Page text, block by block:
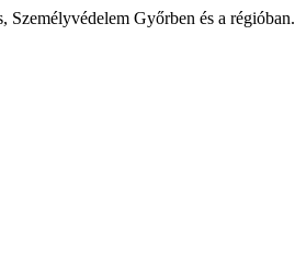
Győrben és a régióban.